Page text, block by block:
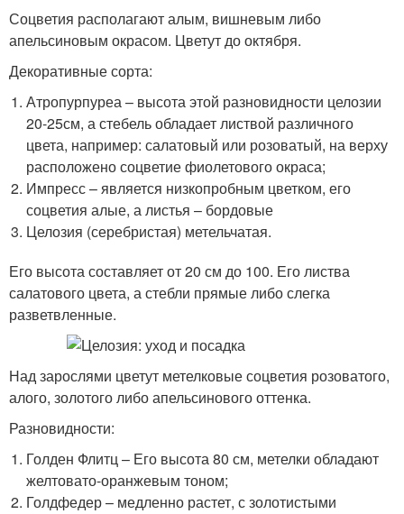
Соцветия располагают алым, вишневым либо
апельсиновым окрасом. Цветут до октября.
Декоративные сорта:
Атропурпуреа – высота этой разновидности целозии
20-25см, а стебель обладает листвой различного
цвета, например: салатовый или розоватый, на верху
расположено соцветие фиолетового окраса;
Импресс – является низкопробным цветком, его
соцветия алые, а листья – бордовые
Целозия (серебристая) метельчатая.
Его высота составляет от 20 см до 100. Его листва
салатового цвета, а стебли прямые либо слегка
разветвленные.
Над зарослями цветут метелковые соцветия розоватого,
алого, золотого либо апельсинового оттенка.
Разновидности:
Голден Флитц – Его высота 80 см, метелки обладают
желтовато-оранжевым тоном;
Голдфедер – медленно растет, с золотистыми